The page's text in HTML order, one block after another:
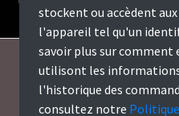
stockent ou accèdent
l'appareil tel qu'un
savoir plus sur comment
utilisont les
l'historique des
consultez notre